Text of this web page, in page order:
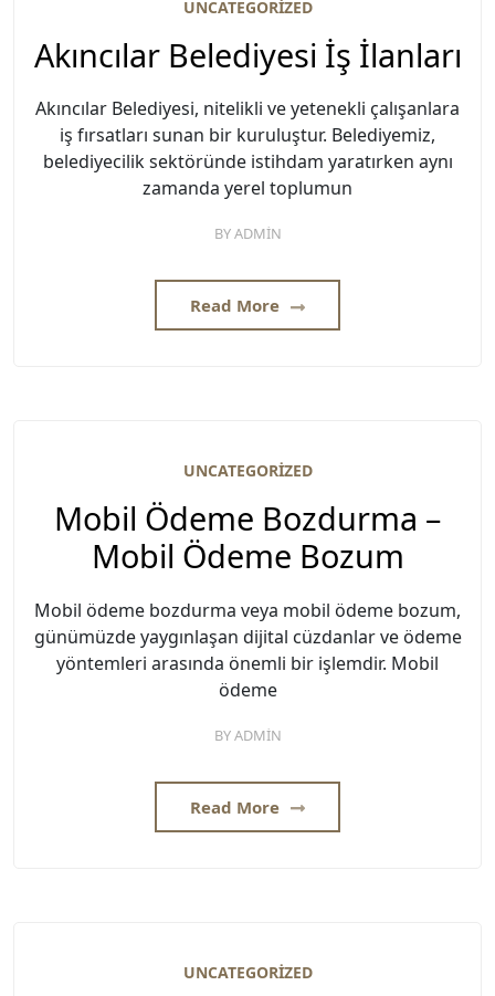
UNCATEGORIZED
Akıncılar Belediyesi İş İlanları
Akıncılar Belediyesi, nitelikli ve yetenekli çalışanlara
iş fırsatları sunan bir kuruluştur. Belediyemiz,
belediyecilik sektöründe istihdam yaratırken aynı
zamanda yerel toplumun
BYADMIN
Read More
UNCATEGORIZED
Mobil Ödeme Bozdurma –
Mobil Ödeme Bozum
Mobil ödeme bozdurma veya mobil ödeme bozum,
günümüzde yaygınlaşan dijital cüzdanlar ve ödeme
yöntemleri arasında önemli bir işlemdir. Mobil
ödeme
BYADMIN
Read More
UNCATEGORIZED